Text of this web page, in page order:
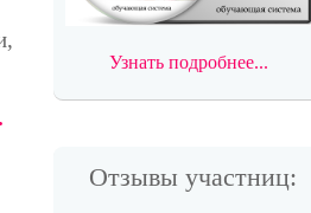
Узнать подробнее...
Отзывы участниц: